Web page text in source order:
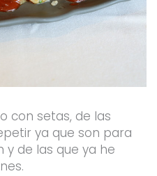
con setas, de las
ya que son para
y de las que ya he